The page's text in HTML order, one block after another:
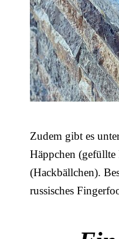
Zudem gibt es
Häppchen (gefüllte
(Hackbällchen).
russisches